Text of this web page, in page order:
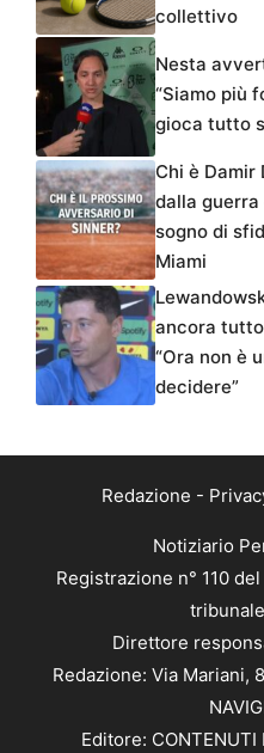
collettivo
Nesta
“Siamo più
gioca tutto
Chi è Damir
dalla guerra
sogno di
Miami
ancora
“Ora non è
decidere”
Redazione -
Notiziario
Registrazione n° 110
Direttore
Redazione: Via Mariani,
Editore: CONTENUTI